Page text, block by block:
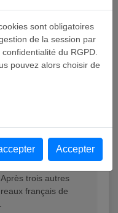
Beirut Postal Hub
24,5 x 28,7 cm,
trois autres
français de
sont obligatoires
de la session par
du RGPD.
pouvez alors choisir de
Accepter